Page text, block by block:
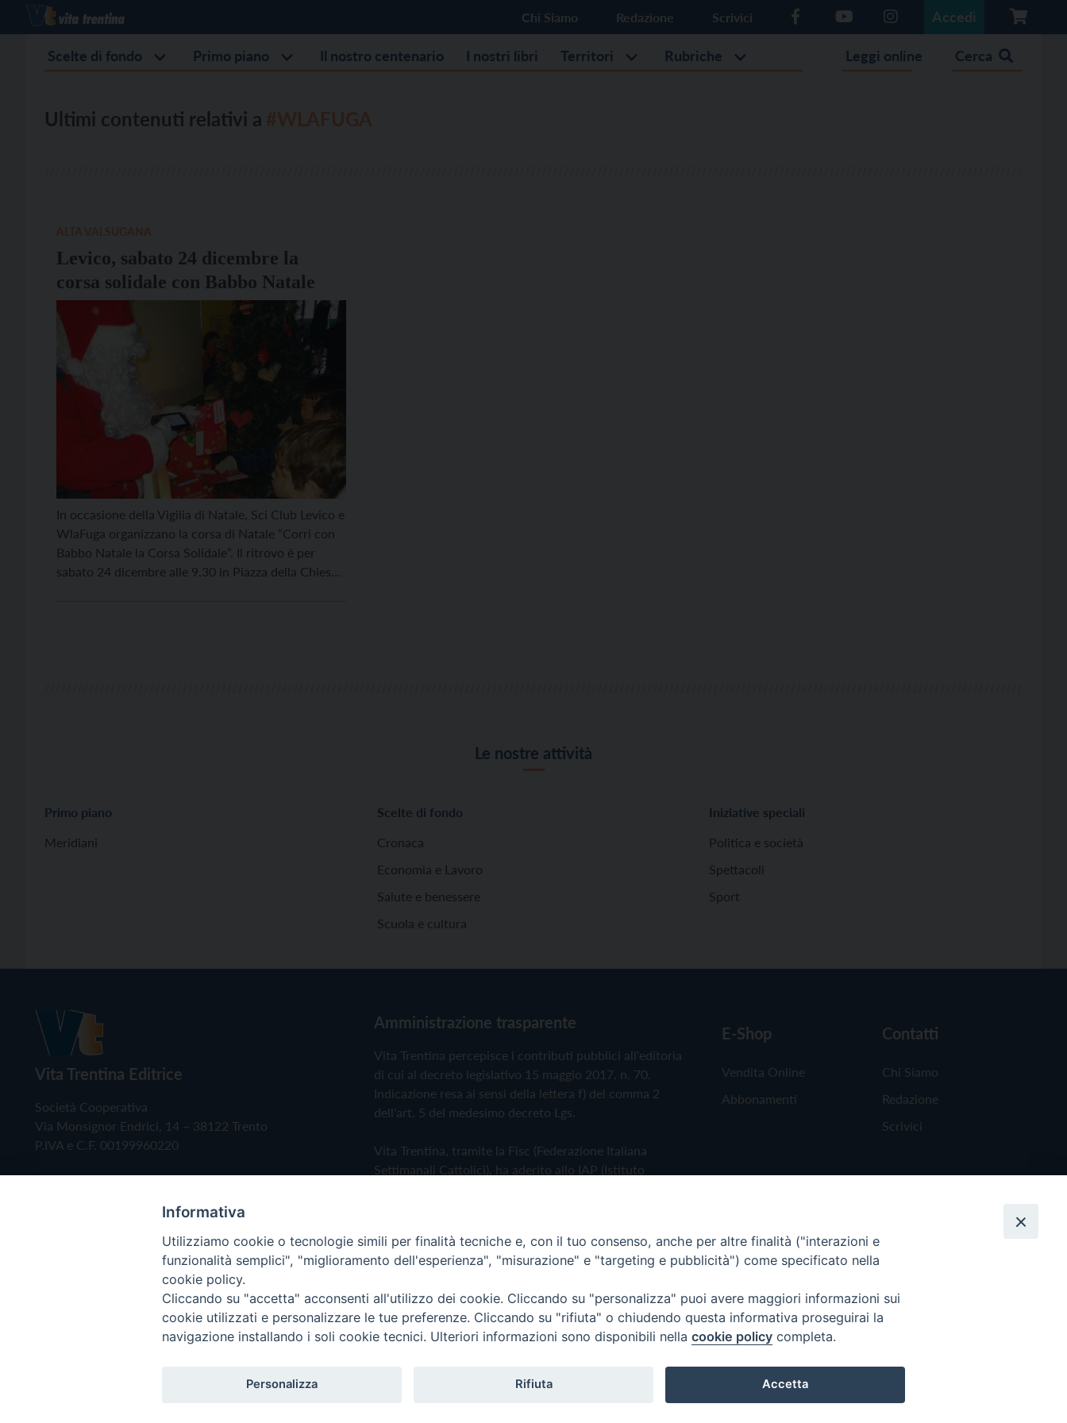
Chi Siamo Redazione Scrivici Accedi
Scelte di fondo Primo piano Il nostro centenario I nostri libri Territori Rubriche Leggi online Cerca
Ultimi contenuti relativi a
Levico, sabato 24 dicembre la
corsa solidale con Babbo Natale
In occasione della Vigilia di Natale, Sci Club Levico e
WlaFuga organizzano la corsa di Natale “Corri con
Babbo Natale la Corsa Solidale”. Il ritrovo è per
sabato 24 dicembre alle 9.30 in Piazza della Chiesa,
Le nostre attività
Primo piano
Meridiani
Scelte di fondo
Cronaca
Economia e Lavoro
Salute e benessere
Scuola e cultura
Iniziative speciali
Politica e società
Spettacoli
Sport
Vita Trentina Editrice
Società Cooperativa
Via Monsignor Endrici, 14 – 38122 Trento
P.IVA e C.F. 00199960220
Amministrazione trasparente
Vita Trentina percepisce i contributi pubblici all'editoria
di cui al decreto legislativo 15 maggio 2017, n. 70.
Indicazione resa ai sensi della lettera f) del comma 2
dell'art. 5 del medesimo decreto Lgs.
Vita Trentina, tramite la Fisc (Federazione Italiana
Settimanali Cattolici), ha aderito allo IAP (Istituto
Privacy Policy Cookie Policy
E-Shop
Vendita Online
Abbonamenti
Contatti
Chi Siamo
Redazione
Scrivici
Copyright © 2019 - Tutti i diritti riservati - Vita Trentina Editrice
Informativa
Utilizziamo cookie o tecnologie simili per finalità tecniche e, con il tuo consenso, anche per altre finalità ("interazioni e
funzionalità semplici", "miglioramento dell'esperienza", "misurazione" e "targeting e pubblicità") come specificato nella
cookie policy.
Cliccando su "accetta" acconsenti all'utilizzo dei cookie. Cliccando su "personalizza" puoi avere maggiori informazioni sui
cookie utilizzati e personalizzare le tue preferenze. Cliccando su "rifiuta" o chiudendo questa informativa proseguirai la
navigazione installando i soli cookie tecnici. Ulteriori informazioni sono disponibili nella cookie policy completa.
Personalizza Rifiuta Accetta